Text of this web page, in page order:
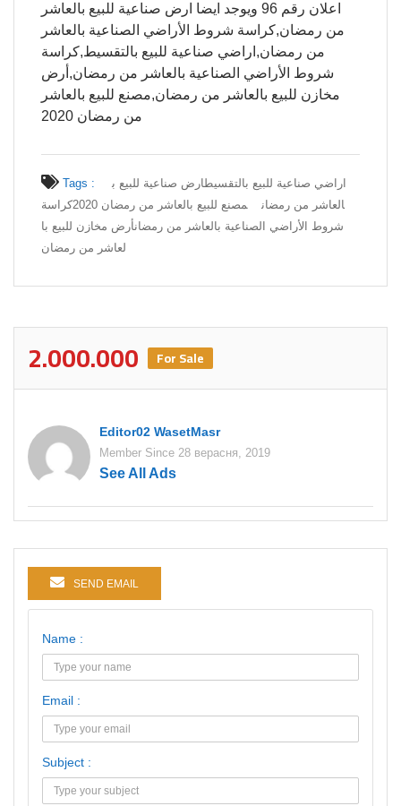
اعلان رقم 96 ويوجد ايضا ارض صناعية للبيع بالعاشر
من رمضان,كراسة شروط الأراضي الصناعية بالعاشر
من رمضان,اراضي صناعية للبيع بالتقسيط,كراسة
شروط الأراضي الصناعية بالعاشر من رمضان,أرض
مخازن للبيع بالعاشر من رمضان,مصنع للبيع بالعاشر
من رمضان 2020
Tags : اراضي صناعية للبيع بالتقسيطارض صناعية للبيع ب
العاشر من رمضان
مصنع للبيع بالعاشر من رمضان 2020
كراسة
شروط الأراضي الصناعية بالعاشر من رمضانأرض مخازن للبيع با
لعاشر من رمضان
2.000.000 For Sale
Editor02 WasetMasr
Member Since 28 верасня, 2019
See All Ads
SEND EMAIL
Name :
Email :
Subject :